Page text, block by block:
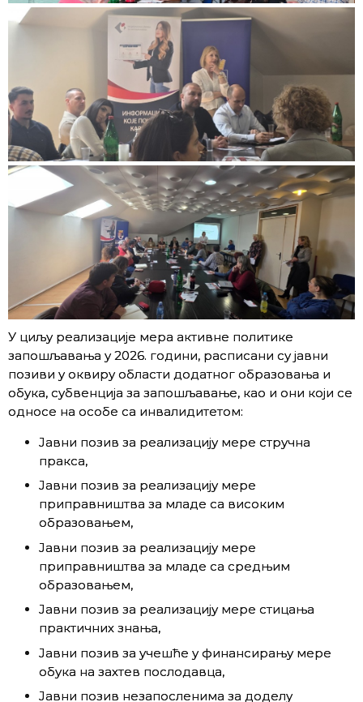
У циљу реализације мера активне политике
запошљавања у 2026. години, расписани су јавни
позиви у оквиру области додатног образовања и
обука, субвенција за запошљавање, као и они који се
односе на особе са инвалидитетом:
Јавни позив за реализацију мере стручна
пракса,
Јавни позив за реализацију мере
приправништва за младе са високим
образовањем,
Јавни позив за реализацију мере
приправништва за младе са средњим
образовањем,
Јавни позив за реализацију мере стицања
практичних знања,
Јавни позив за учешће у финансирању мере
обука на захтев послодавца,
Јавни позив незапосленима за доделу